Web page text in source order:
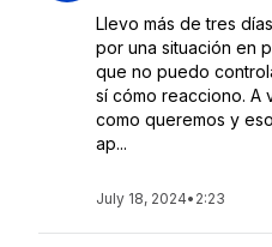
Llevo más de tres
por una situación en
que no puedo
sí cómo reacciono. A
como queremos y
ap...
July 18, 2024• 2:23